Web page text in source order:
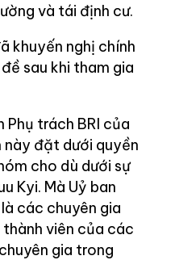
và tái định cư.
khuyến nghị chính
sau khi tham gia
trách BRI của
này đặt dưới quyền
cho dù dưới sự
Kyi. Mà Uỷ ban
các chuyên gia
viên của các
gia trong